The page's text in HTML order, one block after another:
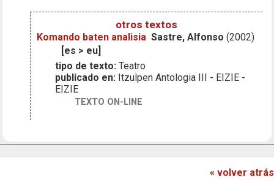
otros textos
Komando baten analisia Sastre, Alfonso (2002)
[es > eu]
tipo de texto: Teatro
publicado en: Itzulpen Antologia III - EIZIE -
EIZIE
TEXTO ON-LINE
« volver atrás